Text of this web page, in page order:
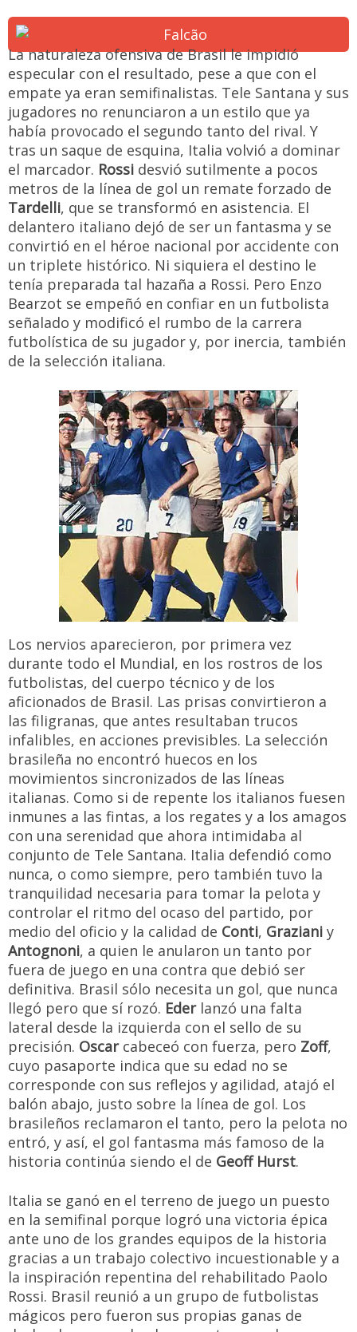
La naturaleza ofensiva de Brasil le impidió
especular con el resultado, pese a que con el
empate ya eran semifinalistas. Tele Santana y sus
jugadores no renunciaron a un estilo que ya
había provocado el segundo tanto del rival. Y
tras un saque de esquina, Italia volvió a dominar
el marcador. Rossi desvió sutilmente a pocos
metros de la línea de gol un remate forzado de
Tardelli, que se transformó en asistencia. El
delantero italiano dejó de ser un fantasma y se
convirtió en el héroe nacional por accidente con
un triplete histórico. Ni siquiera el destino le
tenía preparada tal hazaña a Rossi. Pero Enzo
Bearzot se empeñó en confiar en un futbolista
señalado y modificó el rumbo de la carrera
futbolística de su jugador y, por inercia, también
de la selección italiana.
Los nervios aparecieron, por primera vez
durante todo el Mundial, en los rostros de los
futbolistas, del cuerpo técnico y de los
aficionados de Brasil. Las prisas convirtieron a
las filigranas, que antes resultaban trucos
infalibles, en acciones previsibles. La selección
brasileña no encontró huecos en los
movimientos sincronizados de las líneas
italianas. Como si de repente los italianos fuesen
inmunes a las fintas, a los regates y a los amagos
con una serenidad que ahora intimidaba al
conjunto de Tele Santana. Italia defendió como
nunca, o como siempre, pero también tuvo la
tranquilidad necesaria para tomar la pelota y
controlar el ritmo del ocaso del partido, por
medio del oficio y la calidad de Conti, Graziani y
Antognoni, a quien le anularon un tanto por
fuera de juego en una contra que debió ser
definitiva. Brasil sólo necesita un gol, que nunca
llegó pero que sí rozó. Ederlanzó una falta
lateral desde la izquierda con el sello de su
precisión. Oscarcabeceó con fuerza, pero Zoff,
cuyo pasaporte indica que su edad no se
corresponde con sus reflejos y agilidad, atajó el
balón abajo, justo sobre la línea de gol. Los
brasileños reclamaron el tanto, pero la pelota no
entró, y así, el gol fantasma más famoso de la
historia continúa siendo el de Geoff Hurst.
Italia se ganó en el terreno de juego un puesto
en la semifinal porque logró una victoria épica
ante uno de los grandes equipos de la historia
gracias a un trabajo colectivo incuestionable y a
la inspiración repentina del rehabilitado Paolo
Rossi. Brasil reunió a un grupo de futbolistas
mágicos pero fueron sus propias ganas de